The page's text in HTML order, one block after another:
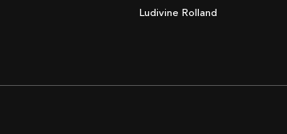
Ludivine Rolland